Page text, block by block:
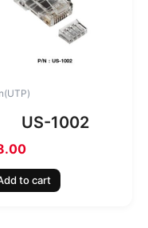
US-1002
to cart